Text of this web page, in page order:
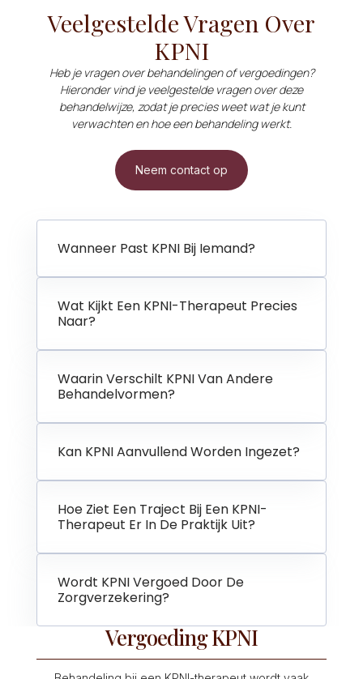
Veelgestelde Vragen Over
KPNI
Heb je vragen over behandelingen of vergoedingen?
Hieronder vind je veelgestelde vragen over deze
behandelwijze, zodat je precies weet wat je kunt
verwachten en hoe een behandeling werkt.
Neem contact op
Wanneer Past KPNI Bij Iemand?
Wat Kijkt Een KPNI-Therapeut Precies
Naar?
Waarin Verschilt KPNI Van Andere
Behandelvormen?
Kan KPNI Aanvullend Worden Ingezet?
Hoe Ziet Een Traject Bij Een KPNI-
Therapeut Er In De Praktijk Uit?
Wordt KPNI Vergoed Door De
Zorgverzekering?
Vergoeding KPNI